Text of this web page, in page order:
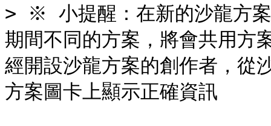
> ※ 小提醒：在新的沙龍方
期間不同的方案，將會共用
經開設沙龍方案的創作者，從
方案圖卡上顯示正確資訊